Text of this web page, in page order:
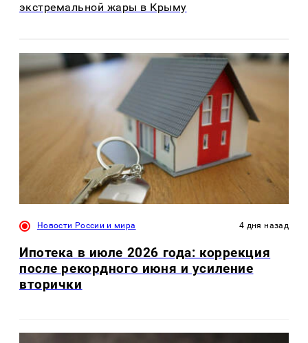
экстремальной жары в Крыму
Новости России и мира 4 дня назад
Ипотека в июле 2026 года: коррекция
после рекордного июня и усиление
вторички